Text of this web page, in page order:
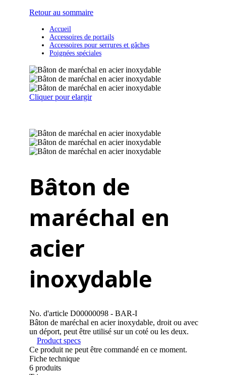
Retour au sommaire
Accueil
Accessoires de portails
Accessoires pour serrures et gâches
Poignées spéciales
Cliquer pour elargir
Bâton de
maréchal en
acier
inoxydable
No. d'article D00000098 - BAR-I
Bâton de maréchal en acier inoxydable, droit ou avec
un déport, peut être utilisé sur un coté ou les deux.
Product specs
Ce produit ne peut être commandé en ce moment.
Fiche technique
6 produits